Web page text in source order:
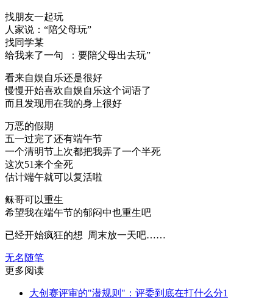
找朋友一起玩
人家说：“陪父母玩”
找同学某
给我来了一句 ：要陪父母出去玩”
看来自娱自乐还是很好
慢慢开始喜欢自娱自乐这个词语了
而且发现用在我的身上很好
万恶的假期
五一过完了还有端午节
一个清明节上次都把我弄了一个半死
这次51来个全死
估计端午就可以复活啦
稣哥可以重生
希望我在端午节的郁闷中也重生吧
已经开始疯狂的想 周末放一天吧……
无名随笔
更多阅读
大创赛评审的"潜规则"：评委到底在打什么分1